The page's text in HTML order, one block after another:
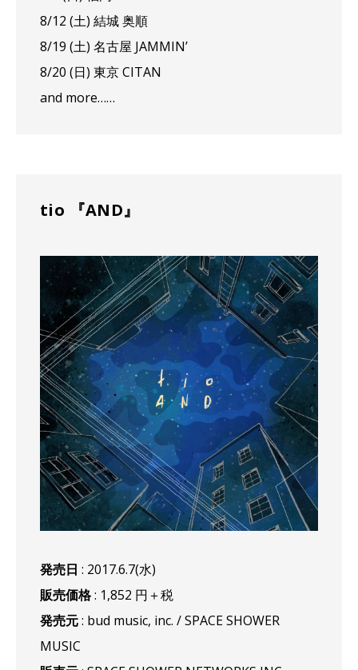
8/12 (土) 結城 奥順
8/19 (土) 名古屋 JAMMIN’
8/20 (日) 東京 CITAN
and more……
tio 『AND』
発売日 : 2017.6.7(水)
販売価格: 1,852 円＋税
発売元: bud music, inc. / SPACE SHOWER
MUSIC